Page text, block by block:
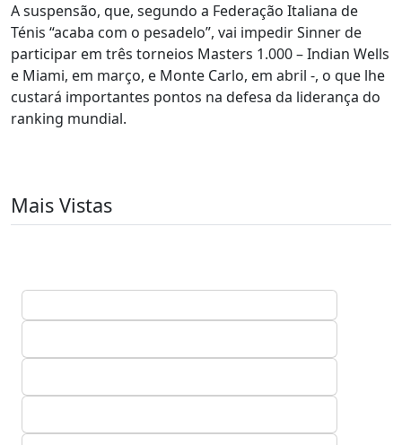
A suspensão, que, segundo a Federação Italiana de
Ténis “acaba com o pesadelo”, vai impedir Sinner de
participar em três torneios Masters 1.000 – Indian Wells
e Miami, em março, e Monte Carlo, em abril -, o que lhe
custará importantes pontos na defesa da liderança do
ranking mundial.
Mais Vistas